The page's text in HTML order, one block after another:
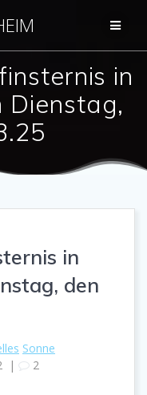
in
Dienstag,
in
den
Sonne
| 2